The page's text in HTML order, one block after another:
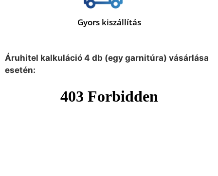
Gyors kiszállítás
Áruhitel kalkuláció 4 db (egy garnitúra) vásárlása
esetén: